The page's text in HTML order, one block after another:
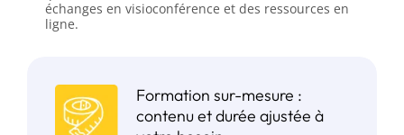
échanges en visioconférence et des ressources en
ligne.
Formation sur-mesure :
contenu et durée ajustée à